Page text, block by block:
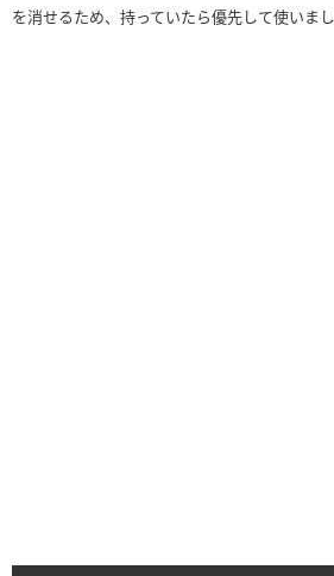
を消せるため、持っていたら優先して使いまし